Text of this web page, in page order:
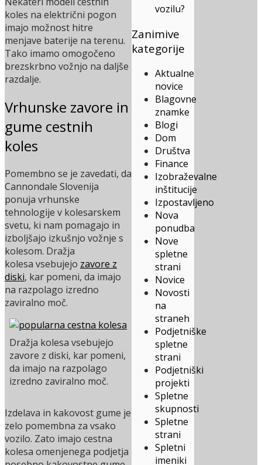
vozilu?
Zanimive
kategorije
Aktualne
novice
Blagovne
znamke
Blogi
Dom
Društva
Finance
Izobraževalne
inštitucije
Izpostavljeno
Nova
ponudba
Nove
spletne
strani
Novice
Novosti
na
straneh
Podjetniške
spletne
strani
Podjetniški
projekti
Spletne
skupnosti
Spletne
strani
Spletni
imeniki
koles na električni pogon
imajo možnost hitre
menjave baterije na terenu.
Tako imamo omogočeno
brezskrbno vožnjo na daljše
razdalje.
Vrhunske zavore in
gume cestnih
koles
Pomembno se je zavedati, da
Cannondale Slovenija
ponuja vrhunske
tehnologije v kolesarskem
svetu, ki nam pomagajo in
izboljšajo izkušnjo vožnje s
kolesom. Dražja
kolesa vsebujejo zavore z
diski, kar pomeni, da imajo
na razpolago izredno
zaviralno moč.
Dražja kolesa vsebujejo
zavore z diski, kar pomeni,
da imajo na razpolago
izredno zaviralno moč.
Izdelava in kakovost gume je
zelo pomembna za vsako
vozilo. Zato imajo cestna
kolesa omenjenega podjetja